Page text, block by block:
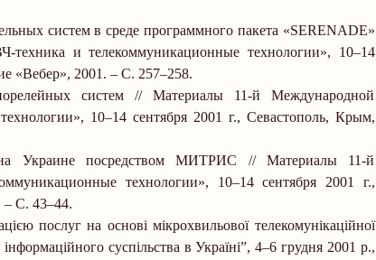
систем в среде программного пакета «SERENADE»
и телекоммуникационные технологии», 10–14
«Вебер», 2001. – С. 257–258.
систем // Материалы 11-й Международной
10–14 сентября 2001 г., Севастополь, Крым,
Украине посредством МИТРИС // Материалы 11-й
технологии», 10–14 сентября 2001 г.,
– С. 43–44.
послуг на основі мікрохвильової телекомунікаційної
суспільства в Україні”, 4–6 грудня 2001 р.,